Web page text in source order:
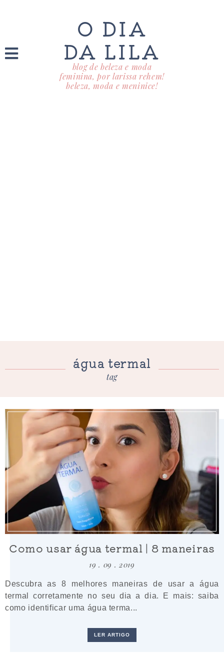
O DIA
DA LILA
blog de beleza e moda
feminina, por larissa rehem!
beleza, moda e meninice!
água termal
tag
Como usar água termal | 8 maneiras
19 . 09 . 2019
Descubra as 8 melhores maneiras de usar a água
termal corretamente no seu dia a dia. E mais: saiba
como identificar uma água terma...
LER ARTIGO